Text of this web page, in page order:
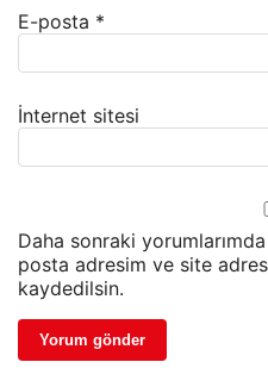
E-posta *
İnternet sitesi
Daha sonraki
posta adresim ve site
kaydedilsin.